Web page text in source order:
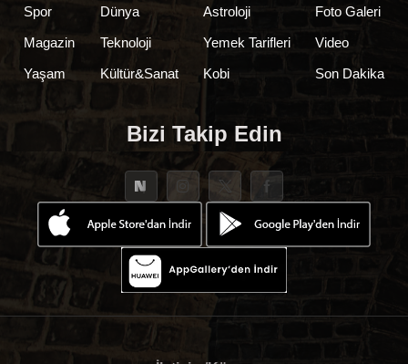
Spor
Magazin
Yaşam
Dünya
Teknoloji
Kültür&Sanat
Astroloji
Yemek Tarifleri
Kobi
Foto Galeri
Video
Son Dakika
Bizi Takip Edin